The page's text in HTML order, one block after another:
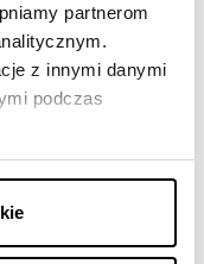
partnerom
z innymi danymi
podczas